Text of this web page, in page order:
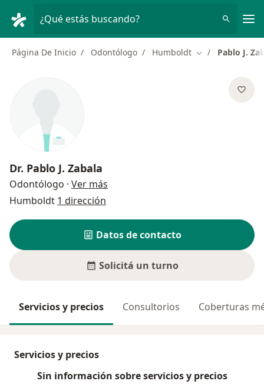
¿Qué estás buscando?
Página De Inicio Odontólogo Humboldt Cambiar de
Pablo J.
Dr. Pablo J. Zabala
Odontólogo · Ver más
Humboldt 1 dirección
Datos de contacto
Solicitá un turno
Servicios y precios Consultorios Coberturas
Servicios y precios
Sin información sobre servicios y precios